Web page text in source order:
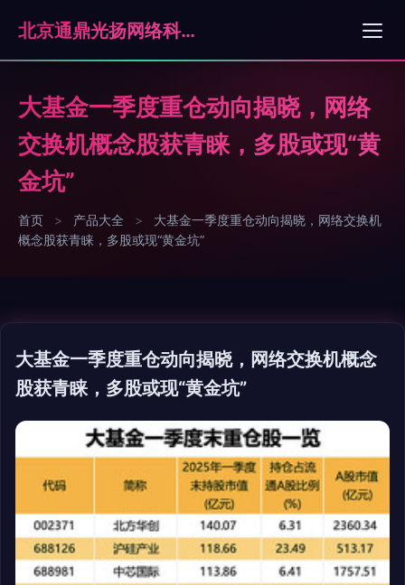
北京通鼎光扬网络科技有限公司
大基金一季度重仓动向揭晓，网络
交换机概念股获青睐，多股或现“黄
金坑”
首页 > 产品大全 >
大基金一季度重仓动向揭晓，网络交换机
概念股获青睐，多股或现“黄金坑”
大基金一季度重仓动向揭晓，网络交换机概念
股获青睐，多股或现“黄金坑”